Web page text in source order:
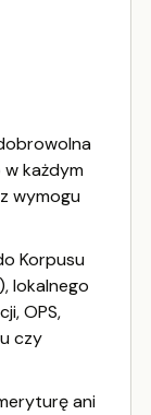
każdym
wymogu
Korpusu
lokalnego
OPS,
czy
ani